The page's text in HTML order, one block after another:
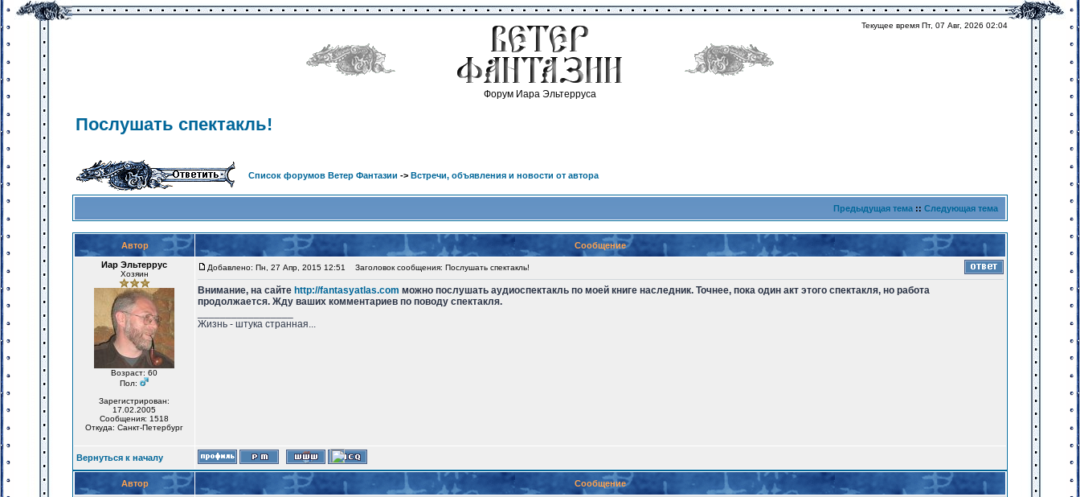
Форум Иара Эльтерруса
Текущее время Пт, 07 Авг, 2026 02:04
Послушать спектакль!
Список форумов Ветер Фантазии -> Встречи, объявления и новости от автора
Предыдущая тема :: Следующая тема
Автор
Сообщение
Иар Эльтеррус
Хозяин
Возраст: 60
Пол:
Зарегистрирован:
17.02.2005
Сообщения: 1518
Откуда: Санкт-Петербург
Добавлено: Пн, 27 Апр, 2015 12:51 Заголовок сообщения: Послушать спектакль!
Внимание, на сайте http://fantasyatlas.com можно послушать аудиоспектакль по моей книге наследник. Точнее, пока один акт этого спектакля, но работа
продолжается. Жду ваших комментариев по поводу спектакля.
Жизнь - штука странная...
Вернуться к началу
Автор
Сообщение